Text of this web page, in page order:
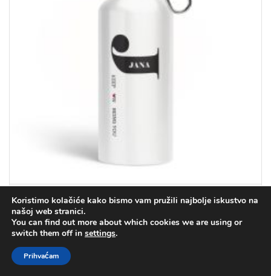
Personalizirana sportska boca za vodu
12.90
Koristimo kolačiće kako bismo vam pružili najbolje iskustvo na
našoj web stranici.
You can find out more about which cookies we are using or
switch them off in settings.
Prihvaćam